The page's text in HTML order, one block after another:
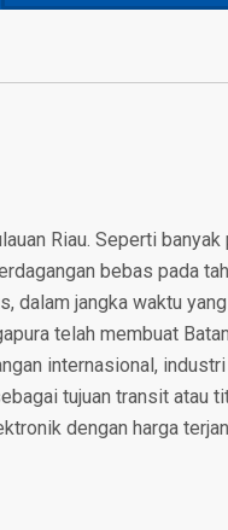
Riau. Seperti
bebas pada
dalam jangka waktu
telah membuat
internasional,
tujuan transit atau
dengan harga